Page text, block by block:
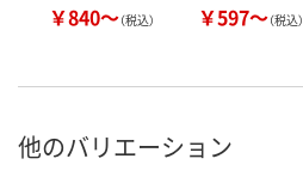
￥840～（税込） ￥597～（税込）
他のバリエーション